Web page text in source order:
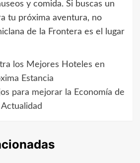
y comida. Si buscas un
tu próxima aventura, no
de la Frontera es el lugar
los Mejores Hoteles en
Estancia
para mejorar la Economía de